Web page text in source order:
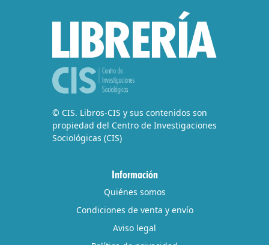
© CIS. Libros-CIS y sus contenidos son
propiedad del Centro de Investigaciones
Sociológicas (CIS)
Información
Quiénes somos
Condiciones de venta y envío
Aviso legal